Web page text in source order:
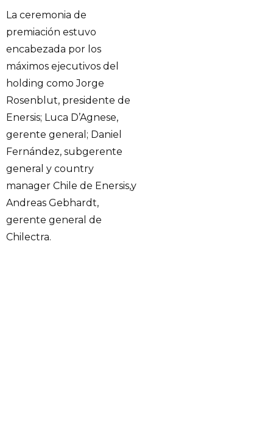
La ceremonia de
premiación estuvo
encabezada por los
máximos ejecutivos del
holding como Jorge
Rosenblut, presidente de
Enersis; Luca D’Agnese,
gerente general; Daniel
Fernández, subgerente
general y country
manager Chile de Enersis,y
Andreas Gebhardt,
gerente general de
Chilectra.